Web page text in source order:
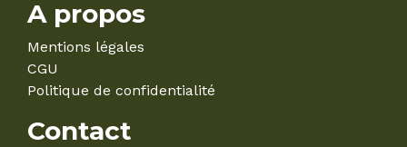
A propos
Mentions légales
CGU
Politique de confidentialité
Contact